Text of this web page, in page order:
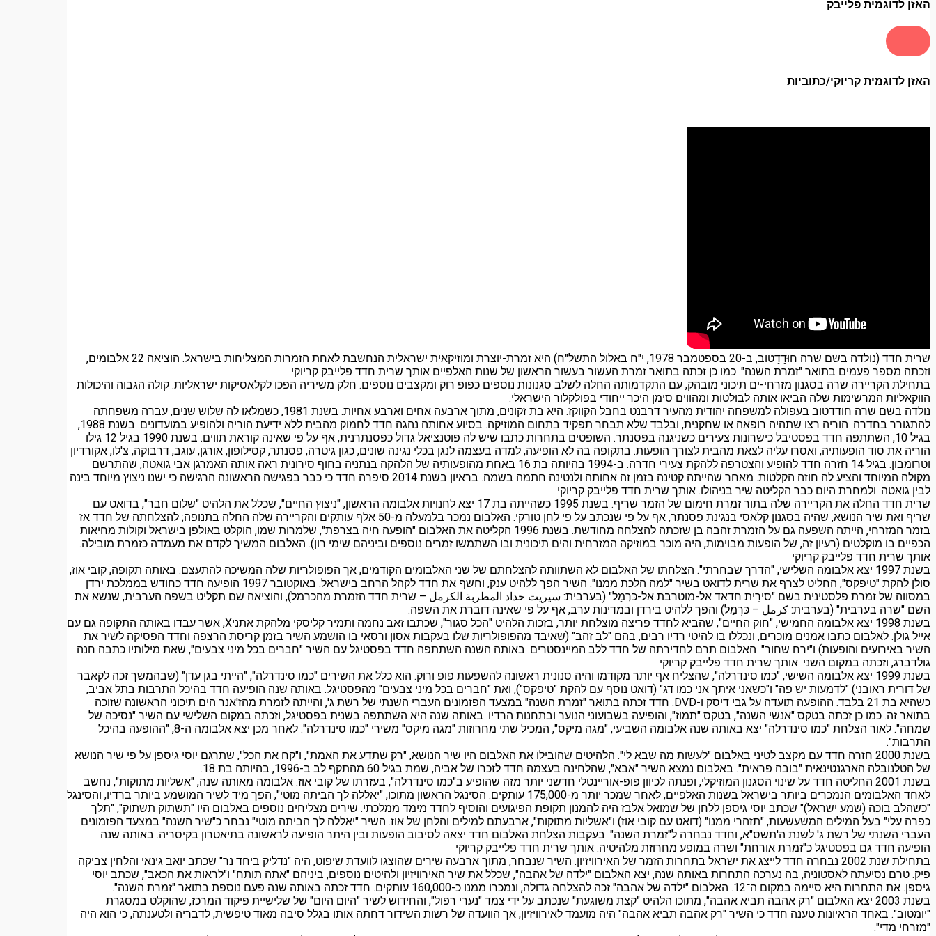
האזן לדוגמית פלייבק
האזן לדוגמית קריוקי/כתוביות
שרית חדד (נולדה בשם שרה חוּדָדָטוב, ב-20 בספטמבר 1978, י"ח באלול התשל"ח) היא זמרת-יוצרת ומוזיקאית ישראלית הנחשבת לאחת הזמרות המצליחות בישראל. הוציאה 22 אלבומים,
וזכתה מספר פעמים בתואר "זמרת השנה". כמו כן זכתה בתואר זמרת העשור בעשור הראשון של שנות האלפיים אותך שרית חדד פלייבק קריוקי
בתחילת הקריירה שרה בסגנון מזרחי-ים תיכוני מובהק, עם התקדמותה החלה לשלב סגנונות נוספים כפופ רוק ומקצבים נוספים. חלק משיריה הפכו לקלאסיקות ישראליות. קולה הגבוה והיכולות
הווקאליות המרשימות שלה הביאו אותה לבולטות ומהווים סימן היכר ייחודי בפולקלור הישראלי.
נולדה בשם שרה חודדטוב בעפולה למשפחה יהודית מהעיר דרבנט בחבל הקווקז. היא בת זקונים, מתוך ארבעה אחים וארבע אחיות. בשנת 1981, כשמלאו לה שלוש שנים, עברה משפחתה
להתגורר בחדרה. הוריה רצו שתהיה רופאה או שחקנית, ובלבד שלא תבחר תפקיד בתחום המוזיקה. בסיוע אחותה נהגה חדד לחמוק מהבית ללא ידיעת הוריה ולהופיע במועדונים. בשנת 1988,
בגיל 10, השתתפה חדד בפסטיבל כישרונות צעירים כשניגנה בפסנתר. השופטים בתחרות כתבו שיש לה פוטנציאל גדול כפסנתרנית, אף על פי שאינה קוראת תווים. בשנת 1990 בגיל 12 גילו
הוריה את סוד הופעותיה, ואסרו עליה לצאת מהבית לצורך הופעות. בתקופה בה לא הופיעה, למדה בעצמה לנגן בכלי נגינה שונים, כגון גיטרה, פסנתר, קסילופון, אורגן, עוגב, דרבוקה, צ'לו, אקורדיון
וטרומבון. בגיל 14 חזרה חדד להופיע והצטרפה ללהקת צעירי חדרה. ב-1994 בהיותה בת 16 באחת מהופעותיה של הלהקה בנתניה בחוף סירונית ראה אותה האמרגן אבי גואטה, שהתרשם
מקולה המיוחד והציע לה חוזה הקלטות. מאחר שהייתה קטינה בזמן זה אחותה ולנטינה חתמה בשמה. בראיון בשנת 2014 סיפרה חדד כי כבר בפגישה הראשונה הרגישה כי ישנו ניצוץ מיוחד בינה
לבין גואטה. ולמחרת היום כבר הקליטה שיר בניהולו. אותך שרית חדד פלייבק קריוקי
שרית חדד החלה את הקריירה שלה בתור זמרת חימום של הזמר שריף. בשנת 1995 כשהייתה בת 17 יצא לחנויות אלבומה הראשון, "ניצוץ החיים", שכלל את הלהיט "שלום חבר", בדואט עם
שריף ואת שיר הנושא, שהיה בסגנון קלאסי בנגינת פסנתר, אף על פי שנכתב על פי לחן טורקי. האלבום נמכר בלמעלה מ-50 אלף עותקים והקריירה שלה החלה בתנופה; להצלחתה של חדד אז
בזמר המזרחי, הייתה השפעה גם על הזמרת זהבה בן שזכתה להצלחה מחודשת. בשנת 1996 הקליטה את האלבום "הופעה חיה בצרפת", שלמרות שמו, הוקלט באולפן בישראל וקולות מחיאות
הכפיים בו מוקלטים (רעיון זה, של הופעות מבוימות, היה מוכר במוזיקה המזרחית והים תיכונית ובו השתמשו זמרים נוספים וביניהם שימי רון). האלבום המשיך לקדם את מעמדה כזמרת מובילה.
אותך שרית חדד פלייבק קריוקי
בשנת 1997 יצא אלבומה השלישי, "הדרך שבחרתי". הצלחתו של האלבום לא השתוותה להצלחתם של שני האלבומים הקודמים, אך הפופולריות שלה המשיכה להתעצם. באותה תקופה, קובי אוז,
סולן להקת "טיפקס", החליט לצרף את שרית לדואט בשיר "למה הלכת ממנו". השיר הפך ללהיט ענק, וחשף את חדד לקהל הרחב בישראל. באוקטובר 1997 הופיעה חדד כחודש בממלכת ירדן
במסווה של זמרת פלסטינית בשם "סירִית חדאד אל-מוטרבת אל-כּרְמַל" (בערבית: سيريت حداد المطربة الكرمل – שרית חדד הזמרת מהכרמל), והוציאה שם תקליט בשפה הערבית, שנשא את
השם "שרה בערבית" (בערבית: كرمل – כּרְמַל) והפך ללהיט בירדן ובמדינות ערב, אף על פי שאינה דוברת את השפה.
בשנת 1998 יצא אלבומה החמישי, "חוק החיים", שהביא לחדד פריצה מוצלחת יותר, בזכות הלהיט "הכל סגור", שכתבו זאב נחמה ותמיר קליסקי מלהקת אתניX, אשר עבדו באותה התקופה גם עם
אייל גולן. לאלבום כתבו אמנים מוכרים, ונכללו בו להיטי רדיו רבים, בהם "לב זהב" (שאיבד מהפופולריות שלו בעקבות אסון ורסאי בו הושמע השיר בזמן קריסת הרצפה וחדד הפסיקה לשיר את
השיר באירועים והופעות) ו"ירח שחור". האלבום תרם לחדירתה של חדד ללב המיינסטרים. באותה השנה השתתפה חדד בפסטיגל עם השיר "חברים בכל מיני צבעים", שאת מילותיו כתבה חנה
גולדברג, וזכתה במקום השני. אותך שרית חדד פלייבק קריוקי
בשנת 1999 יצא אלבומה השישי, "כמו סינדרלה", שהצליח אף יותר מקודמו והיה סנונית ראשונה להשפעות פופ ורוק. הוא כלל את השירים "כמו סינדרלה", "הייתי בגן עדן" (שבהמשך זכה לקאבר
של דורית ראובני) "לדמעות יש פה" ו"כשאני איתך אני כמו דג" (דואט נוסף עם להקת "טיפקס"), ואת "חברים בכל מיני צבעים" מהפסטיגל. באותה שנה הופיעה חדד בהיכל התרבות בתל אביב,
כשהיא בת 21 בלבד. ההופעה תועדה על גבי דיסק ו-DVD. חדד זכתה בתואר "זמרת השנה" במצעד הפזמונים העברי השנתי של רשת ג', והייתה לזמרת מהז'אנר הים תיכוני הראשונה שזוכה
בתואר זה. כמו כן זכתה בטקס "אנשי השנה", בטקס "תמוז", והופיעה בשבועוני הנוער ובתחנות הרדיו. באותה שנה היא השתתפה בשנית בפסטיגל, וזכתה במקום השלישי עם השיר "נסיכה של
שמחה". לאור הצלחת "כמו סינדרלה" יצא באותה שנה אלבומה השביעי, "מגה מיקס", המכיל שתי מחרוזות "מגה מיקס" משירי "כמו סינדרלה". לאחר מכן יצא אלבומה ה-8, "ההופעה בהיכל
התרבות".
בשנת 2000 חזרה חדד עם מקצב לטיני באלבום "לעשות מה שבא לי". הלהיטים שהובילו את האלבום היו שיר הנושא, "רק שתדע את האמת", ו"קח את הכל", שתרגם יוסי גיספן על פי שיר הנושא
של הטלנובלה הארגנטינאית "בובה פראית". באלבום נמצא השיר "אבא", שהלחינה בעצמה חדד לזכרו של אביה, שמת בגיל 60 מהתקף לב ב-1996, בהיותה בת 18.
בשנת 2001 החליטה חדד על שינוי הסגנון המוזיקלי, ופנתה לכיוון פופ-אוריינטלי חדשני יותר מזה שהופיע ב"כמו סינדרלה", בעזרתו של קובי אוז. אלבומה מאותה שנה, "אשליות מתוקות", נחשב
לאחד האלבומים הנמכרים ביותר בישראל בשנות האלפיים, לאחר שמכר יותר מ-175,000 עותקים. הסינגל הראשון מתוכו, "יאללה לך הביתה מוטי", הפך מיד לשיר המושמע ביותר ברדיו, והסינגל
"כשהלב בוכה (שמע ישראל)" שכתב יוסי גיספן ללחן של שמואל אלבז היה להמנון תקופת הפיגועים והוסיף לחדד מימד ממלכתי. שירים מצליחים נוספים באלבום היו "תשתוק תשתוק", "תלך
כפרה עלי" בעל המילים המשעשעות, "תזהרי ממנו" (דואט עם קובי אוז) ו"אשליות מתוקות", ארבעתם למילים והלחן של אוז. השיר "יאללה לך הביתה מוטי" נבחר כ"שיר השנה" במצעד הפזמונים
העברי השנתי של רשת ג' לשנת ה'תשס"א, וחדד נבחרה ל"זמרת השנה". בעקבות הצלחת האלבום חדד יצאה לסיבוב הופעות ובין היתר הופיעה לראשונה בתיאטרון בקיסריה. באותה שנה
הופיעה חדד גם בפסטיגל כ"זמרת אורחת" ושרה במופע מחרוזת מלהיטיה. אותך שרית חדד פלייבק קריוקי
בתחילת שנת 2002 נבחרה חדד לייצג את ישראל בתחרות הזמר של האירוויזיון. השיר שנבחר, מתוך ארבעה שירים שהוצגו לוועדת שיפוט, היה "נדליק ביחד נר" שכתב יואב גינאי והלחין צביקה
פיק. טרם נסיעתה לאסטוניה, בה נערכה התחרות באותה שנה, יצא האלבום "ילדה של אהבה", שכלל את שיר האירוויזיון ולהיטים נוספים, ביניהם "אתה תותח" ו"לראות את הכאב", שכתב יוסי
גיספן. את התחרות היא סיימה במקום ה־12. האלבום "ילדה של אהבה" זכה להצלחה גדולה, ונמכרו ממנו כ-160,000 עותקים. חדד זכתה באותה שנה פעם נוספת בתואר "זמרת השנה".
בשנת 2003 יצא האלבום "רק אהבה תביא אהבה", מתוכו הלהיט "קצת משוגעת" שנכתב על ידי צמד "נערי רפול", והחידוש לשיר "היום היום" של שלישיית פיקוד המרכז, שהוקלט במסגרת
"יומטוב". באחד הראיונות טענה חדד כי השיר "רק אהבה תביא אהבה" היה מועמד לאירוויזיון, אך הוועדה של רשות השידור דחתה אותו בגלל סיבה מאוד טיפשית, לדבריה ולטענתה, כי הוא היה
"מזרחי מדי".